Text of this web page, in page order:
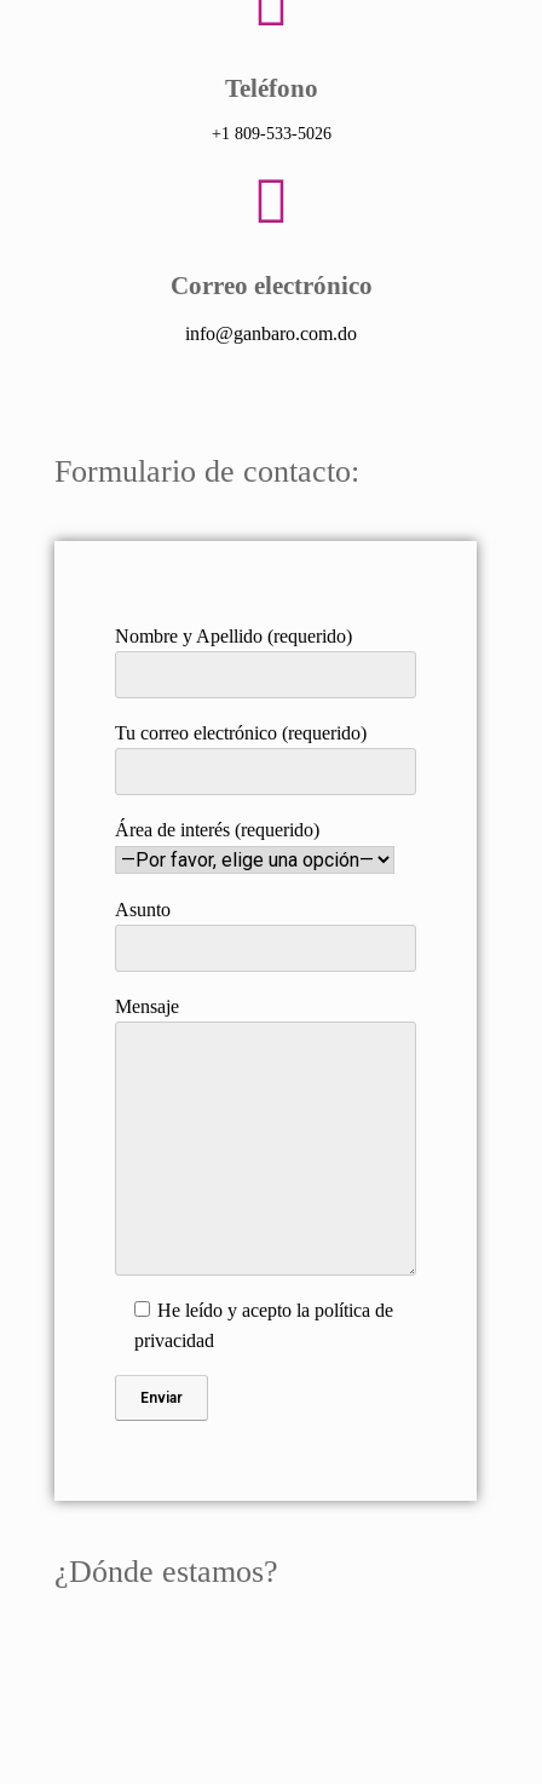
Teléfono
+1 809-533-5026
Correo electrónico
info@ganbaro.com.do
Formulario de contacto:
Nombre y Apellido (requerido)
Tu correo electrónico (requerido)
Área de interés (requerido)
Asunto
Mensaje
He leído y acepto la política de
privacidad
¿Dónde estamos?